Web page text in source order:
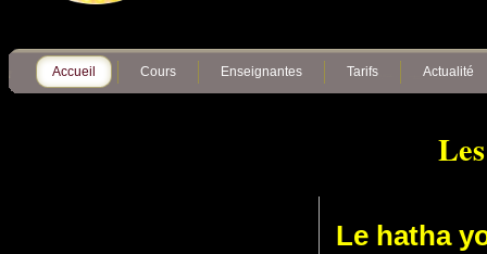
Accueil Cours Enseignantes Tarifs Actualité
Le hatha